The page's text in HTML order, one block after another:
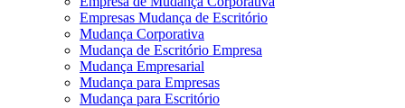
Empresas Mudança de Escritório
Mudança Corporativa
Mudança de Escritório Empresa
Mudança Empresarial
Mudança para Empresas
Mudança para Escritório